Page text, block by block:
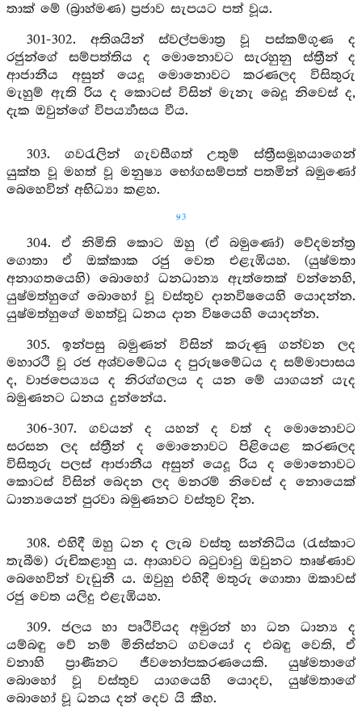
තාක් මේ (බ්‍රාහ්මණ) ප්‍රජාව සැපයට පත් වූය.
301-302. අතිශයින් ස්වල්පමාත්‍ර වූ පස්කම්ගුණ ද
රජුන්ගේ සම්පත්තිය ද මොනොවට සැරහුනු ස්ත්‍රීන් ද
ආජානීය අසුන් යෙදූ මොනොවට කරණලද විසිතුරු
මැහුම් ඇති රිය ද කොටස් විසින් මැනැ බෙදූ නිවෙස් ද,
දැක ඔවුන්ගේ විපර්‍ය්‍යාසය වීය.
303. ගවරැලින් ගැවසීගත් උතුම් ස්ත්‍රීසමූහයාගෙන්
යුක්ත වූ මහත් වූ මනුෂ්‍ය භෝගසම්පත් පතමින් බමුණෝ
බෙහෙවින් අභිධ්‍යා කළහ.
93
304. ඒ නිමිති කොට ඔහු (ඒ බමුණෝ) වේදමන්ත්‍ර
ගොතා ඒ ඔක්කාක රජු වෙත එළැඹියහ. (යුෂ්මතා
අනාගතයෙහි) බොහෝ ධනධාන්‍ය ඇත්තෙක් වන්නෙහි,
යුෂ්මත්හුගේ බොහෝ වූ වස්තුව දානවිෂයෙහි යොදන්න.
යුෂ්මත්හුගේ මහත්වූ ධනය දාන විෂයෙහි යොදන්න.
305. ඉන්පසු බමුණන් විසින් කරුණු ගන්වන ලද
මහාරථි වූ රජ අශ්වමේධය ද පුරුෂමේධය ද සම්මාපාසය
ද, වාජපෙය්‍යය ද නිරග්ගලය ද යන මේ යාගයන් යැද
බමුණනට ධනය දුන්නේය.
306-307. ගවයන් ද යහන් ද වත් ද මොනොවට
සරසන ලද ස්ත්‍රීන් ද මොනොවට පිළියෙළ කරණලද
විසිතුරු පලස් ආජානීය අසුන් යෙදූ රිය ද මොනොවට
කොටස් විසින් බෙදන ලද මනරම් නිවෙස් ද නොයෙක්
ධාන්‍යයෙන් පුරවා බමුණනට වස්තුව දින.
308. එහිදී ඔහු ධන ද ලැබ වස්තු සන්නිධිය (රැස්කාට
තැබීම) රුචිකළාහු ය. ආශාවට බටුවාවු ඔවුනට තෘෂ්ණාව
බෙහෙවින් වැඩුනී ය. ඔවුහු එහිදී මතුරු ගොතා ඔකාවස්
රජු වෙත යලිදු එළැඹියහ.
309. ජලය හා පෘථිවියද අමුරන් හා ධන ධාන්‍ය ද
යම්බඳු වේ නම් මිනිස්නට ගවයෝ ද එබඳු වෙති, ඒ
වනාහි ප්‍රාණීනට ජීවනෝපකරණයෙකි. යුෂ්මතාගේ
බොහෝ වූ වස්තුව යාගයෙහි යොදව, යුෂ්මතාගේ
බොහෝ වූ ධනය දන් දෙව යි කීහ.